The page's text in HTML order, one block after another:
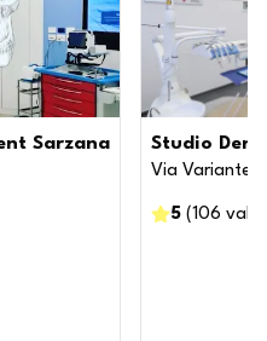
Sarzana Studio
Via Variante
5 (106